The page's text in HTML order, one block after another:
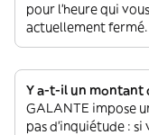
pour l'heure qui
actuellement fermé.
Y a-t-il un montant
GALANTE impose
pas d'inquiétude : si